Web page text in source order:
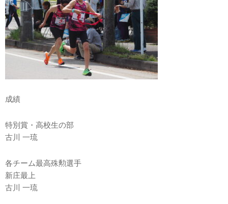
成績
特別賞・高校生の部
古川 一琉
各チーム最高殊勲選手
新庄最上
古川 一琉